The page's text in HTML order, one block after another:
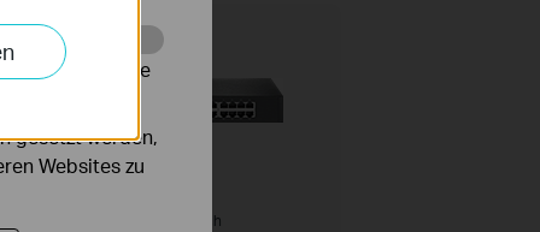
HOT BUYS
16-Port-Gigabit-Switch
um die
gesetzt werden,
Websites zu